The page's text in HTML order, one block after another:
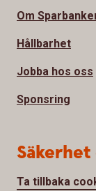
Om
Hållbarhet
Jobba hos oss
Sponsring
Ta tillbaka